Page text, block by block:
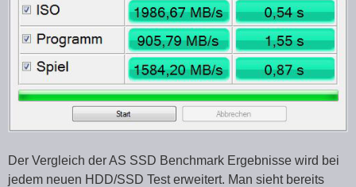
Der Vergleich der AS SSD Benchmark Ergebnisse wird bei
jedem neuen HDD/SSD Test erweitert. Man sieht bereits